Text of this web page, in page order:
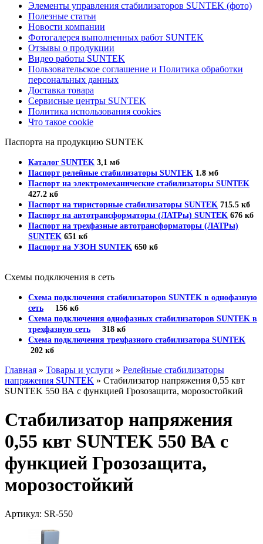
Элементы управления стабилизаторов SUNTEK (фото)
Полезные статьи
Новости компании
Фотогалерея выполненных работ SUNTEK
Отзывы о продукции
Видео работы SUNTEK
Пользовательское соглашение и Политика обработки
персональных данных
Доставка товара
Сервисные центры SUNTEK
Политика использования cookies
Что такое cookie
Паспорта на продукцию SUNTEK
Каталог SUNTEK 3,1 мб
Паспорт релейные стабилизаторы SUNTEK 1.8 мб
Паспорт на электромеханические стабилизаторы SUNTEK
427.2 кб
Паспорт на тиристорные стабилизаторы SUNTEK 715.5 кб
Паспорт на автотрансформаторы (ЛАТРы) SUNTEK 676 кб
Паспорт на трехфазные автотрансформаторы (ЛАТРы)
SUNTEK 651 кб
Паспорт на УЗОН SUNTEK 650 кб
Схемы подключения в сеть
Схема подключения стабилизаторов SUNTEK в однофазную
сеть 156 кб
Схема подключения однофазных стабилизаторов SUNTEK в
трехфазную сеть 318 кб
Схема подключения трехфазного стабилизатора SUNTEK
202 кб
Главная » Товары и услуги » Релейные стабилизаторы
напряжения SUNTEK » Стабилизатор напряжения 0,55 квт
SUNTEK 550 ВА с функцией Грозозащита, морозостойкий
Стабилизатор напряжения
0,55 квт SUNTEK 550 ВА с
функцией Грозозащита,
морозостойкий
Артикул: SR-550